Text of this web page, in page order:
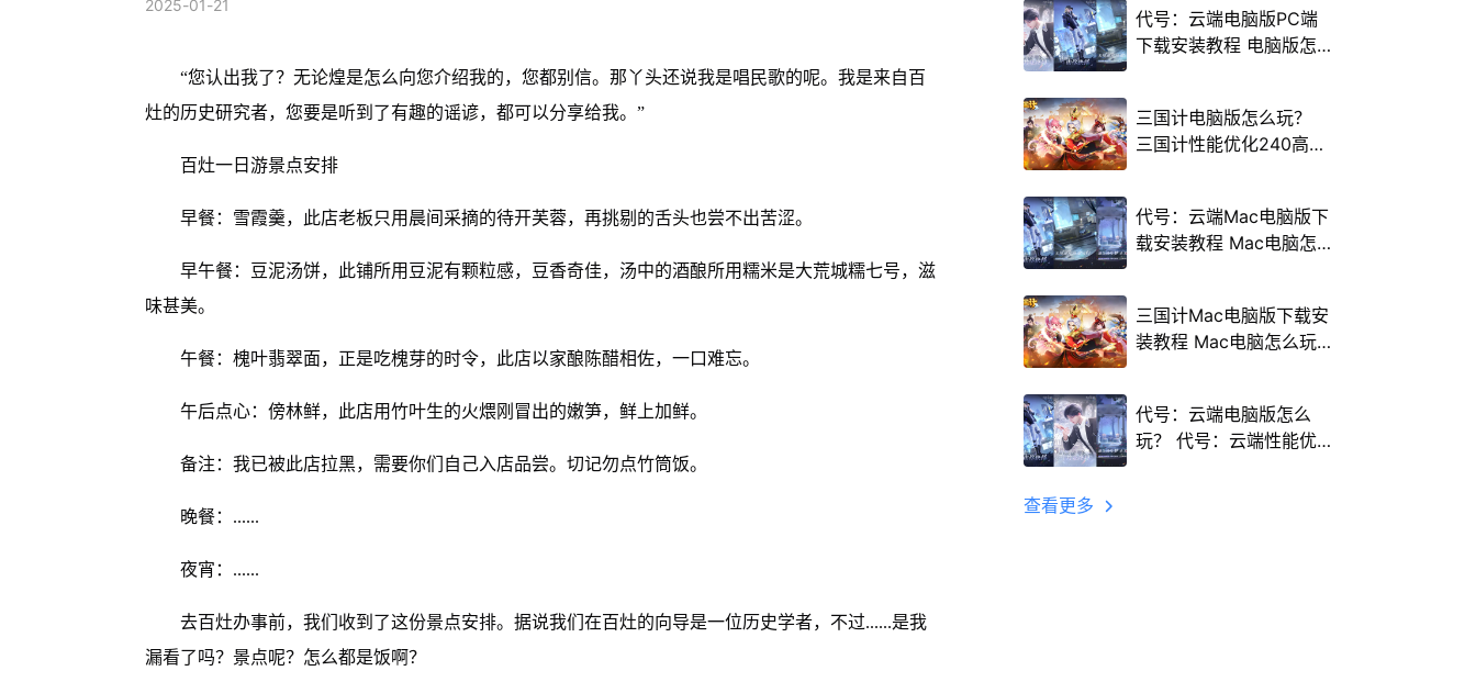
2025-01-21
“您认出我了？无论煌是怎么向您介绍我的，您都别信。那丫头还说我是唱民歌的呢。我是来自百
灶的历史研究者，您要是听到了有趣的谣谚，都可以分享给我。”
百灶一日游景点安排
早餐：雪霞羹，此店老板只用晨间采摘的待开芙蓉，再挑剔的舌头也尝不出苦涩。
早午餐：豆泥汤饼，此铺所用豆泥有颗粒感，豆香奇佳，汤中的酒酿所用糯米是大荒城糯七号，滋
味甚美。
午餐：槐叶翡翠面，正是吃槐芽的时令，此店以家酿陈醋相佐，一口难忘。
午后点心：傍林鲜，此店用竹叶生的火煨刚冒出的嫩笋，鲜上加鲜。
备注：我已被此店拉黑，需要你们自己入店品尝。切记勿点竹筒饭。
晚餐：......
夜宵：......
去百灶办事前，我们收到了这份景点安排。据说我们在百灶的向导是一位历史学者，不过......是我
漏看了吗？景点呢？怎么都是饭啊？
代号：云端电脑版PC端
下载安装教程 电脑版怎
三国计电脑版怎么玩？
三国计性能优化240高帧
代号：云端Mac电脑版下
载安装教程 Mac电脑怎
三国计Mac电脑版下载安
装教程 Mac电脑怎么玩
代号：云端电脑版怎么
玩？ 代号：云端性能优
查看更多